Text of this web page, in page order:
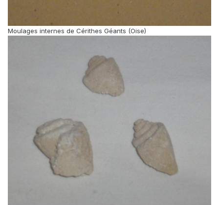
Moulages internes de Cérithes Géants (Oise)